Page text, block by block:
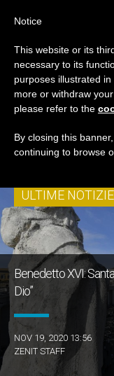
TAG
ULTIME NOTIZIE
Benedetto XVI:
Dio”
NOV 19, 2020 13:56
ZENIT STAFF
Notice
This website or its
necessary to its
purposes illustrated
more or withdraw
please refer to the
By closing this
continuing to browse